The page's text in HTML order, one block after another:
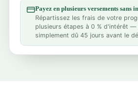
Payez en plusieurs versements sans
Répartissez les frais de votre
plusieurs étapes à 0 % d'intérêt —
simplement dû 45 jours avant le